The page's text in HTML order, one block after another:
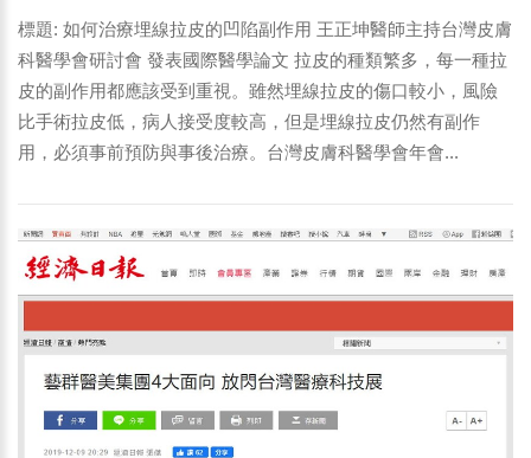
標題: 如何治療埋線拉皮的凹陷副作用 王正坤醫師主持台灣皮膚
科醫學會研討會 發表國際醫學論文 拉皮的種類繁多，每一種拉
皮的副作用都應該受到重視。雖然埋線拉皮的傷口較小，風險
比手術拉皮低，病人接受度較高，但是埋線拉皮仍然有副作
用，必須事前預防與事後治療。台灣皮膚科醫學會年會...